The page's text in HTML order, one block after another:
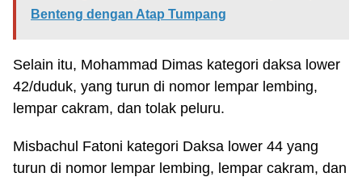
Benteng dengan Atap Tumpang
Selain itu, Mohammad Dimas kategori daksa lower
42/duduk, yang turun di nomor lempar lembing,
lempar cakram, dan tolak peluru.
Misbachul Fatoni kategori Daksa lower 44 yang
turun di nomor lempar lembing, lempar cakram, dan